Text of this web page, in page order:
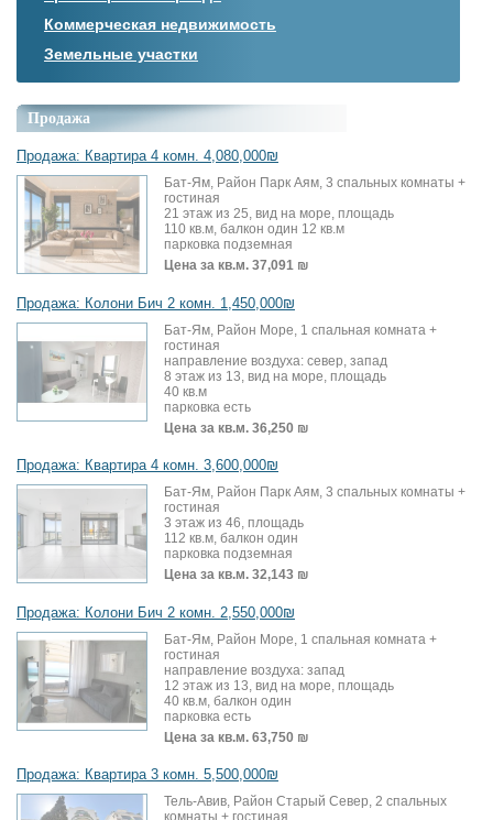
Коммерческая недвижимость
Земельные участки
Продажа
Продажа: Квартира 4 комн. 4,080,000₪
Бат-Ям, Район Парк Аям, 3 спальных комнаты +
гостиная
21 этаж из 25, вид на море, площадь
110 кв.м, балкон один 12 кв.м
парковка подземная
Цена за кв.м. 37,091 ₪
Продажа: Колони Бич 2 комн. 1,450,000₪
Бат-Ям, Район Море, 1 спальная комната +
гостиная
направление воздуха: север, запад
8 этаж из 13, вид на море, площадь
40 кв.м
парковка есть
Цена за кв.м. 36,250 ₪
Продажа: Квартира 4 комн. 3,600,000₪
Бат-Ям, Район Парк Аям, 3 спальных комнаты +
гостиная
3 этаж из 46, площадь
112 кв.м, балкон один
парковка подземная
Цена за кв.м. 32,143 ₪
Продажа: Колони Бич 2 комн. 2,550,000₪
Бат-Ям, Район Море, 1 спальная комната +
гостиная
направление воздуха: запад
12 этаж из 13, вид на море, площадь
40 кв.м, балкон один
парковка есть
Цена за кв.м. 63,750 ₪
Продажа: Квартира 3 комн. 5,500,000₪
Тель-Авив, Район Старый Север, 2 спальных
комнаты + гостиная